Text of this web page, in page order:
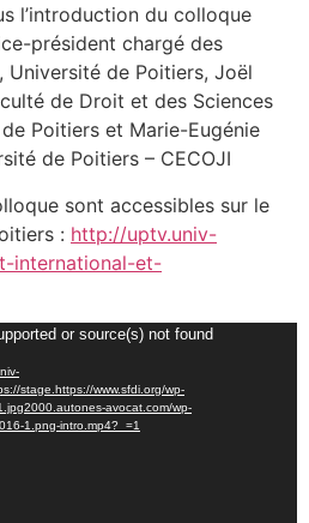
l’introduction du colloque
président chargé des
Université de Poitiers, Joël
de Droit et des Sciences
Poitiers et Marie-Eugénie
de Poitiers – CECOJI
sont accessibles sur le
: http://uptv.univ-
international-et-
or source(s) not found
stage.https://www.sfdi.org/wp-
avocat.com/wp-
1.png-intro.mp4?_=1